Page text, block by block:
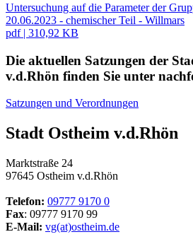
Untersuchung auf die Parameter der
20.06.2023 - chemischer Teil - Willmars
pdf | 310,92 KB
Die aktuellen Satzungen der
v.d.Rhön finden Sie unter
Satzungen und Verordnungen
Stadt Ostheim v.d.Rhön
Marktstraße 24
97645 Ostheim v.d.Rhön
Telefon: 09777 9170 0
Fax: 09777 9170 99
E-Mail: vg(at)ostheim.de